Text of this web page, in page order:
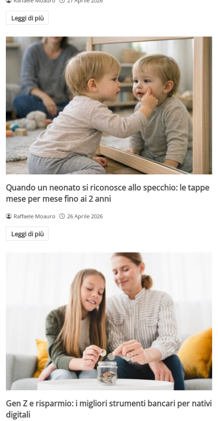
Leggi di più
Quando un neonato si riconosce allo specchio: le tappe
mese per mese fino ai 2 anni
Raffaele Moauro 26 Aprile 2026
Leggi di più
Gen Z e risparmio: i migliori strumenti bancari per nativi
digitali